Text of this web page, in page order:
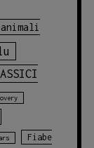
animali
Fiabe